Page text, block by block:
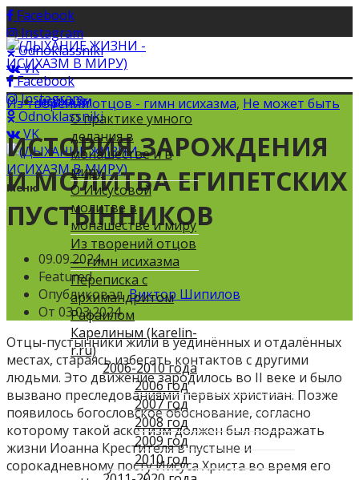
Facebook
Instagram
Odnoklassniki
VK
Facebook
Instagram
Odnoklassniki
VK
Меню
ИСИХАЗМ
О практике умного
делания в
монашестве и в
миру
О Иисусовой
молитве в
монашестве и миру
Из творений отцов
— гимн исихазма
Переписка с
архимандритом
Рафаилом
Карелиным (karelin-
r.ru)
2006-2010 года
2006 год
2007 год
2008 год
2009 год
2010 год
Из творений отцов - гимн исихазма, Не может быть
ИСТОРИЯ ЗАРОЖДЕНИЯ
И МОЛИТВА ЕГИПЕТСКИХ
ПУСТЫННИКОВ
09.09.2024
Featured
Опубликовал Виктор Шипилов
От 03.03.2024
Отцы-пустынники жили в уединённых и отдалённых
местах, стараясь избегать контактов с другими
людьми. Это движение зародилось во II веке и было
вызвано преследованиями первых христиан. Позже
появилось богословское обоснование, согласно
которому такой аскетизм должен был подражать
жизни Иоанна Крестителя в пустыне и
сорокадневному посту Иисуса Христа во время его